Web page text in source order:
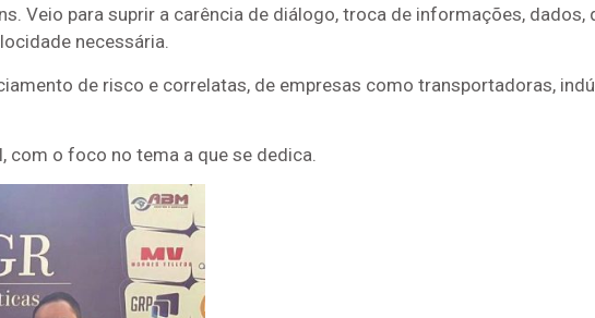
Veio para suprir a carência de diálogo, troca de informações, dados,
necessária.
de risco e correlatas, de empresas como transportadoras,
o foco no tema a que se dedica.